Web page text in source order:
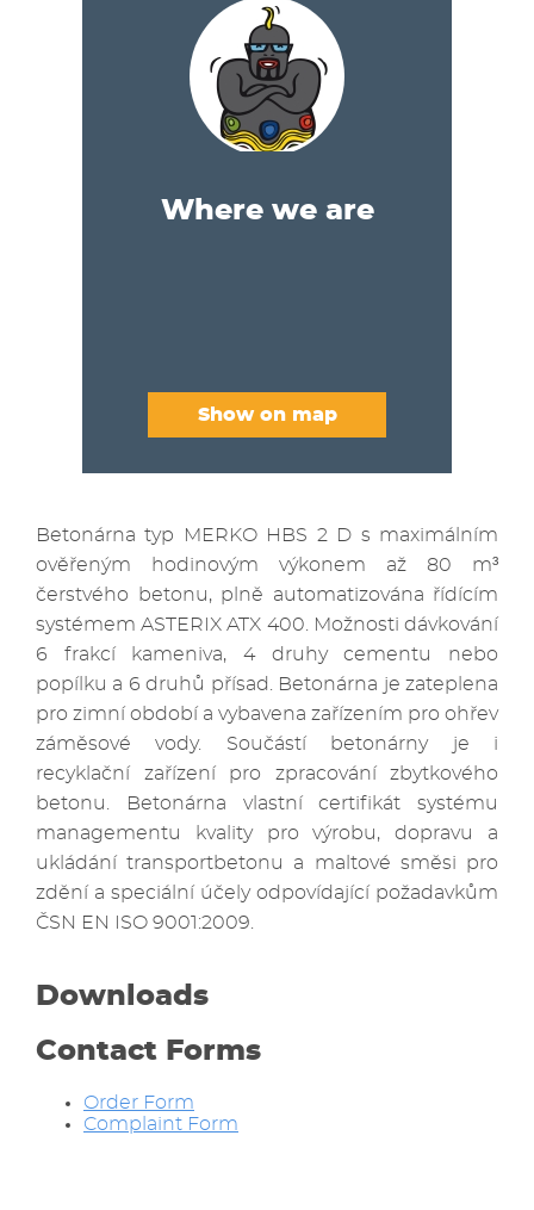
Where we are
Show on map
Betonárna typ MERKO HBS 2 D s maximálním
ověřeným hodinovým výkonem až 80 m³
čerstvého betonu, plně automatizována řídícím
systémem ASTERIX ATX 400. Možnosti dávkování
6 frakcí kameniva, 4 druhy cementu nebo
popílku a 6 druhů přísad. Betonárna je zateplena
pro zimní období a vybavena zařízením pro ohřev
záměsové vody. Součástí betonárny je i
recyklační zařízení pro zpracování zbytkového
betonu. Betonárna vlastní certifikát systému
managementu kvality pro výrobu, dopravu a
ukládání transportbetonu a maltové směsi pro
zdění a speciální účely odpovídající požadavkům
ČSN EN ISO 9001:2009.
Downloads
Contact Forms
Order Form
Complaint Form